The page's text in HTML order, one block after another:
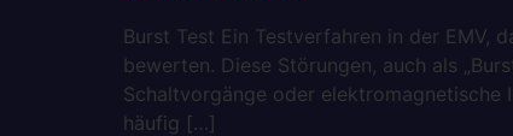
Burst Test Ein Testverfahren in der EMV,
bewerten. Diese Störungen, auch als
Schaltvorgänge oder
häufig […]